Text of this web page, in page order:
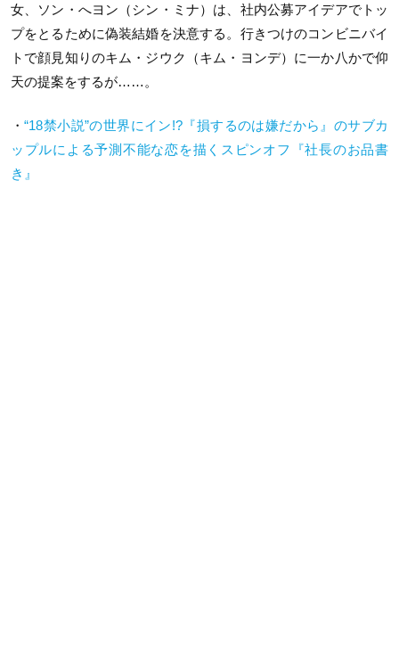
女、ソン・へヨン（シン・ミナ）は、社内公募アイデアでトッ
プをとるために偽装結婚を決意する。行きつけのコンビニバイ
トで顔見知りのキム・ジウク（キム・ヨンデ）に一か八かで仰
天の提案をするが……。
・“18禁小説”の世界にイン!?『損するのは嫌だから』のサブカ
ップルによる予測不能な恋を描くスピンオフ『社長のお品書
き』